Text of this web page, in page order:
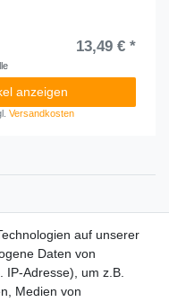
13,49 € *
anzeigen
Versandkosten
auf unserer
Daten von
Adresse), um z.B.
Medien von